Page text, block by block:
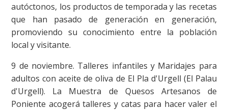
autóctonos, los productos de temporada y las recetas
que han pasado de generación en generación,
promoviendo su conocimiento entre la población
local y visitante.
9 de noviembre. Talleres infantiles y Maridajes para
adultos con aceite de oliva de El Pla d'Urgell (El Palau
d'Urgell). La Muestra de Quesos Artesanos de
Poniente acogerá talleres y catas para hacer valer el